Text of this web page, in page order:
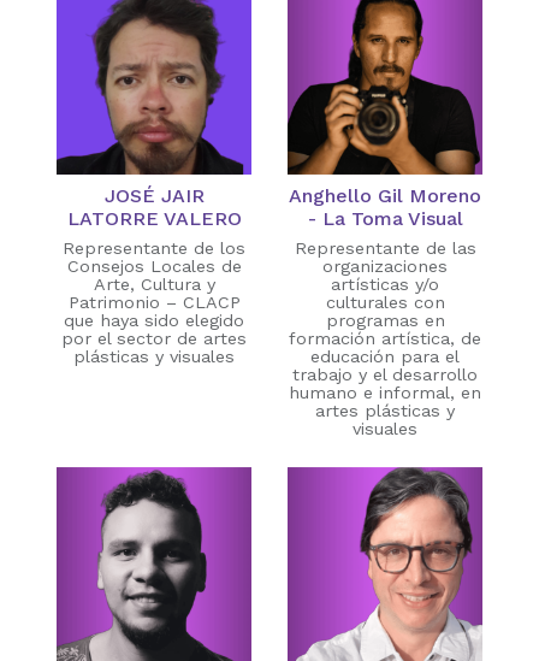
JOSÉ JAIR
LATORRE VALERO
Representante de los
Consejos Locales de
Arte, Cultura y
Patrimonio – CLACP
que haya sido elegido
por el sector de artes
plásticas y visuales
Anghello Gil Moreno
- La Toma Visual
Representante de las
organizaciones
artísticas y/o
culturales con
programas en
formación artística, de
educación para el
trabajo y el desarrollo
humano e informal, en
artes plásticas y
visuales